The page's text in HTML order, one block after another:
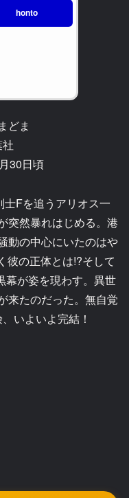
honto
どま
30日頃
Fを追うアリオス一
突然暴れはじめる。港
動の中心にいたのはや
彼の正体とは!?そして
幕が姿を現わす。異世
来たのだった。無自覚
いよいよ完結！